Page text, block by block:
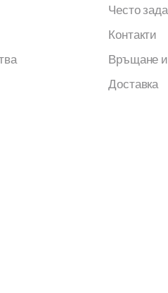
Често
Контакти
Връщане
Доставка